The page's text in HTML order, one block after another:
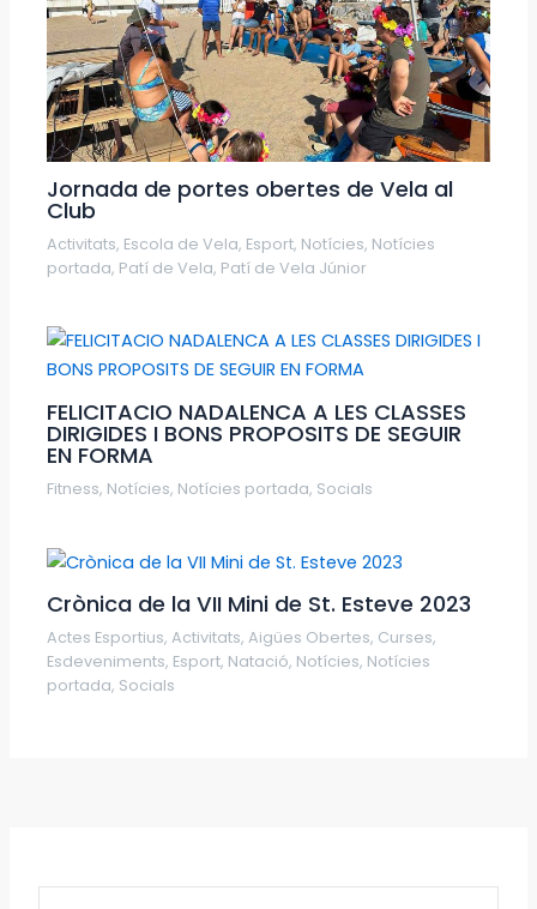
Jornada de portes obertes de Vela al
Club
Activitats, Escola de Vela, Esport, Notícies, Notícies
portada, Patí de Vela, Patí de Vela Júnior
FELICITACIO NADALENCA A LES CLASSES
DIRIGIDES I BONS PROPOSITS DE SEGUIR
EN FORMA
Fitness, Notícies, Notícies portada, Socials
Crònica de la VII Mini de St. Esteve 2023
Actes Esportius,Activitats,Aigües Obertes, Curses,
Esdeveniments, Esport, Natació, Notícies, Notícies
portada, Socials